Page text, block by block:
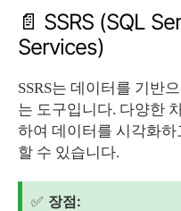
📄 SSRS (SQL
Services)
SSRS는 데이터를 기반
는 도구입니다. 다양한
하여 데이터를 시각화
할 수 있습니다.
✅ 장점: